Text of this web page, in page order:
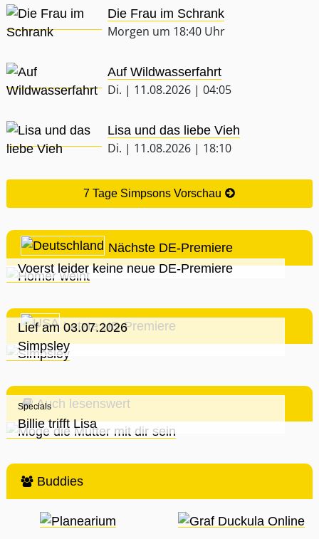
Die Frau im Schrank
Morgen um 18:40 Uhr
Auf Wildwasserfahrt
Di. | 11.08.2026 | 04:05
Lisa und das liebe Vieh
Di. | 11.08.2026 | 18:10
7 Tage Simpsons Vorschau
Nächste DE-Premiere
Voerst leider keine neue DE-Premiere
Letzte US-Premiere
Lief am 03.07.2026
Simpsley
Auch lesenswert
Specials
Billie trifft Lisa
Buddies